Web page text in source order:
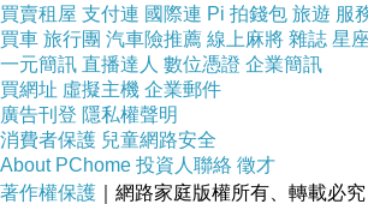
買賣租屋 支付連 國際連 Pi 拍錢包 旅遊 服
買車 旅行團 汽車險推薦 線上麻將 雜誌 星
一元簡訊 直播達人 數位憑證 企業簡訊
買網址 虛擬主機 企業郵件
廣告刊登 隱私權聲明
消費者保護 兒童網路安全
About PChome 投資人聯絡 徵才
著作權保護 ｜網路家庭版權所有、轉載必究